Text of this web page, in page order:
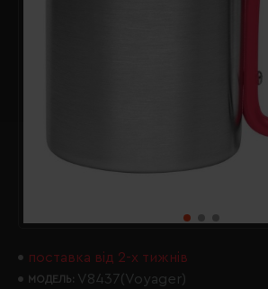
поставка від 2-х тижнів
МОДЕЛЬ: V8437(Voyager)